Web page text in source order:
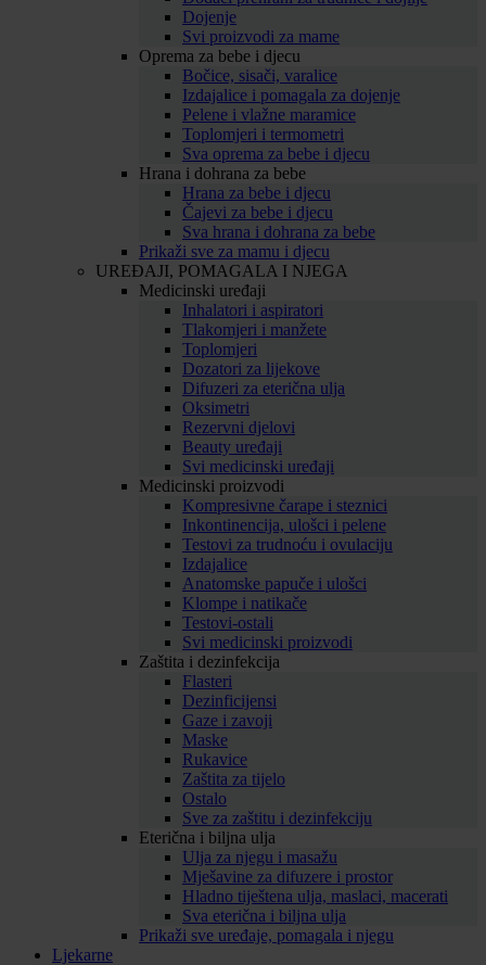
Dojenje
Svi proizvodi za mame
Oprema za bebe i djecu
Bočice, sisači, varalice
Izdajalice i pomagala za dojenje
Pelene i vlažne maramice
Toplomjeri i termometri
Sva oprema za bebe i djecu
Hrana i dohrana za bebe
Hrana za bebe i djecu
Čajevi za bebe i djecu
Sva hrana i dohrana za bebe
Prikaži sve za mamu i djecu
UREĐAJI, POMAGALA I NJEGA
Medicinski uređaji
Inhalatori i aspiratori
Tlakomjeri i manžete
Toplomjeri
Dozatori za lijekove
Difuzeri za eterična ulja
Oksimetri
Rezervni djelovi
Beauty uređaji
Svi medicinski uređaji
Medicinski proizvodi
Kompresivne čarape i steznici
Inkontinencija, ulošci i pelene
Testovi za trudnoću i ovulaciju
Izdajalice
Anatomske papuče i ulošci
Klompe i natikače
Testovi-ostali
Svi medicinski proizvodi
Zaštita i dezinfekcija
Flasteri
Dezinficijensi
Gaze i zavoji
Maske
Rukavice
Zaštita za tijelo
Ostalo
Sve za zaštitu i dezinfekciju
Eterična i biljna ulja
Ulja za njegu i masažu
Mješavine za difuzere i prostor
Hladno tiještena ulja, maslaci, macerati
Sva eterična i biljna ulja
Prikaži sve uređaje, pomagala i njegu
Ljekarne